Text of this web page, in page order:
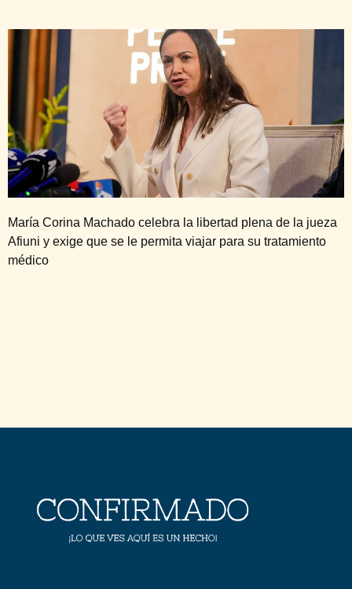
María Corina Machado celebra la libertad plena de la jueza
Afiuni y exige que se le permita viajar para su tratamiento
médico